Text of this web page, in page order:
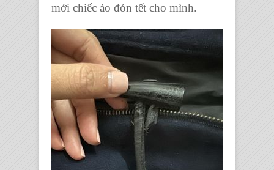
mới chiếc áo đón tết cho mình.